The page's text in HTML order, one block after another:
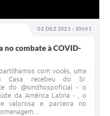
02 DEZ 2021 - 10h51
no combate à COVID-
com vocês, uma
Casa recebeu do Sr.
do @sindhospoficial - o
da América Latina - , o
valorosa e parceira no